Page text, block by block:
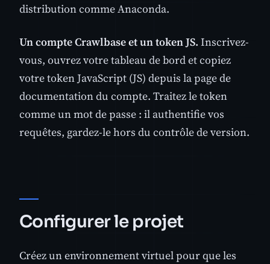
distribution comme Anaconda.
Un compte Crawlbase et un token JS. Inscrivez-
vous, ouvrez votre tableau de bord et copiez
votre token JavaScript (JS) depuis la page de
documentation du compte. Traitez le token
comme un mot de passe : il authentifie vos
requêtes, gardez-le hors du contrôle de version.
Configurer le projet
Créez un environnement virtuel pour que les